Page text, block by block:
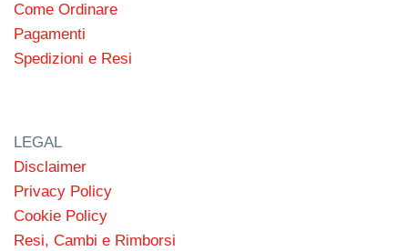
Come Ordinare
Pagamenti
Spedizioni e Resi
LEGAL
Disclaimer
Privacy Policy
Cookie Policy
Resi, Cambi e Rimborsi